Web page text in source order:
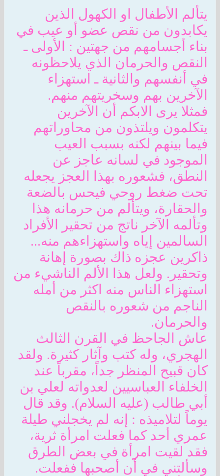
يتألم الأطفال او الكهول الذين
يكابدون من نقص عضو أو عيب في
بناء أجسامهم من جهتين : الأولى ـ
النقص والحرمان الذي يلاحظونه
في أنفسهم والثانية ـ استهزاء
الآخرين بهم وسخريتهم منهم.
فمثلا يرى الابكم أن الآخرين
يتكلمون ويلتذون من محاوراتهم
فيما بينهم لكنه بسبب العيب
الموجود في لسانه عاجز عن
النطق، فشعوره بهذا العجز يجعله
تحت ضغط روحي فيحس بالضعة
والحقارة، ويتألم من حرمانه هذا
وتألمه الآخر ناتج من تحقير الأفراد
السالمين إياه واستهزاءهم منه...
ذاكرين عجزه ذاك بصورة إهانة
وتحقير. ولعل هذا الألم الناشيء من
استهزاء الناس منه اكثر من أمله
الناجم من شعوره بالنقص
والحرمان.
عاش الجاحظ في القرن الثالث
الهجري، وله كتب وآثار كثيرة. ولقد
كان قبيح المنظر جداً، مقرباً عند
الخلفاء العباسيين لعدواته لعلي بن
أبي طالب (عليه السلام). وقد قال
يوماً لتلاميذه : إنه لم يخجلني طيلة
عمري أحد كما فعلت امرأة ثرية،
فقد لقيت امرأة في بعض الطرق
وسألتني في أن أصحبها ففعلت.